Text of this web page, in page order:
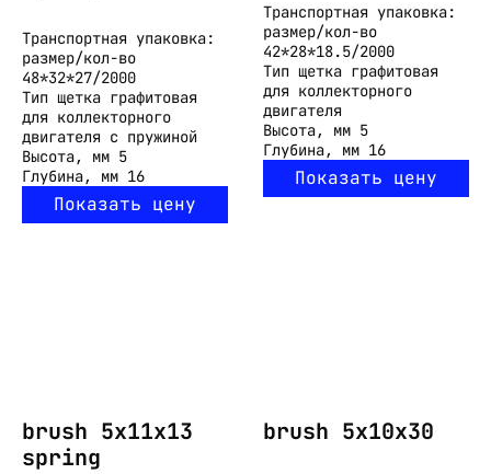
Транспортная упаковка:
размер/кол-во
48*32*27/2000
Тип щетка графитовая
для коллекторного
двигателя с пружиной
Высота, мм 5
Глубина, мм 16
Показать цену
Транспортная упаковка:
размер/кол-во
42*28*18.5/2000
Тип щетка графитовая
для коллекторного
двигателя
Высота, мм 5
Глубина, мм 16
Показать цену
brush 5x11x13
spring
brush 5x10x30